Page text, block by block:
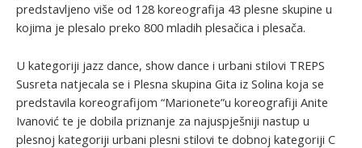
predstavljeno više od 128 koreografija 43 plesne skupine u
kojima je plesalo preko 800 mladih plesačica i plesača.
U kategoriji jazz dance, show dance i urbani stilovi TREPS
Susreta natjecala se i Plesna skupina Gita iz Solina koja se
predstavila koreografijom “Marionete”u koreografiji Anite
Ivanović te je dobila priznanje za najuspješniji nastup u
plesnoj kategoriji urbani plesni stilovi te dobnoj kategoriji C